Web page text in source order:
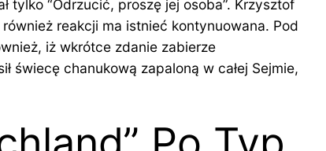
tylko “Odrzucić, proszę jej osoba”. Krzysztof
reakcji ma istnieć kontynuowana. Pod
iż wkrótce zdanie zabierze
świecę chanukową zapaloną w całej Sejmie,